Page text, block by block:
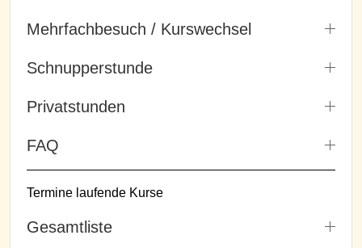
Mehrfachbesuch / Kurswechsel
Schnupperstunde
Privatstunden
FAQ
Termine laufende Kurse
Gesamtliste